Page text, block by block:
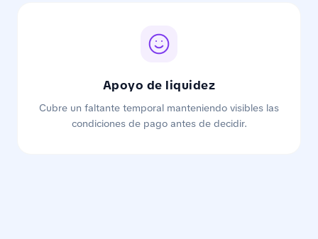
Apoyo de liquidez
Cubre un faltante temporal manteniendo visibles las
condiciones de pago antes de decidir.